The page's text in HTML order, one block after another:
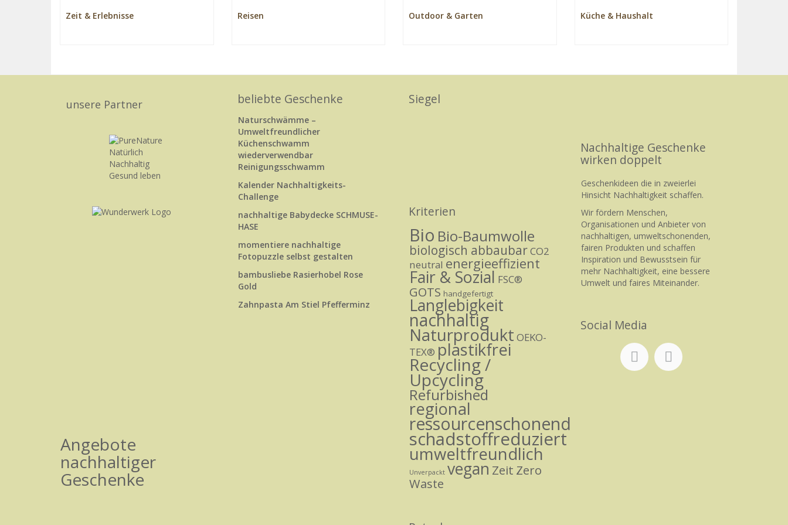
Zeit & Erlebnisse Reisen Outdoor & Garten Küche & Haushalt
unsere Partner
Angebote
nachhaltiger
Geschenke
beliebte Geschenke
Naturschwämme –
Umweltfreundlicher
Küchenschwamm
wiederverwendbar
Reinigungsschwamm
Kalender Nachhaltigkeits-
Challenge
nachhaltige Babydecke SCHMUSE-
HASE
momentiere nachhaltige
Fotopuzzle selbst gestalten
bambusliebe Rasierhobel Rose
Gold
Zahnpasta Am Stiel Pfefferminz
Siegel
Kriterien
Bio Bio-Baumwolle
biologisch abbaubarCO2
neutral energieeffizient
Fair & Sozial FSC®
GOTS handgefertigt
Langlebigkeit
nachhaltig
Naturprodukt OEKO-
TEX® plastikfrei
Recycling /
Upcycling
Refurbished
regional
ressourcenschonend
schadstoffreduziert
umweltfreundlich
Unverpackt vegan Zeit Zero
Waste
Nachhaltige Geschenke
wirken doppelt
Geschenkideen die in zweierlei
Hinsicht Nachhaltigkeit schaffen.
Wir fördern Menschen,
Organisationen und Anbieter von
nachhaltigen, umweltschonenden,
fairen Produkten und schaffen
Inspiration und Bewusstsein für
mehr Nachhaltigkeit, eine bessere
Umwelt und faires Miteinander.
Social Media